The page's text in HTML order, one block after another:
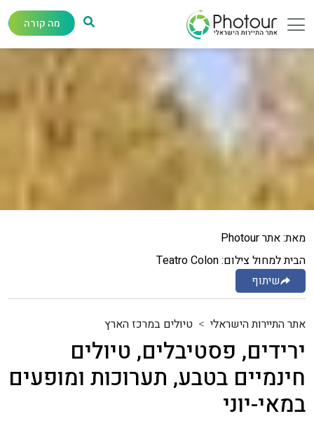
מה קורה
מאת: אתר Photour
הבית למחול צילום: Teatro Colon
שיתוף
אתר התיירות הישראלי טיולים במרכז הארץ
ירידים, פסטיבלים, טיולים
חינמיים בטבע, תערוכות ומופעים
במאי-יוני